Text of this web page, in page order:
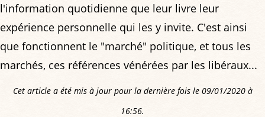
l'information quotidienne que leur livre leur
expérience personnelle qui les y invite. C'est ainsi
que fonctionnent le "marché" politique, et tous les
marchés, ces références vénérées par les libéraux...
Cet article a été mis à jour pour la dernière fois le 09/01/2020 à
16:56.